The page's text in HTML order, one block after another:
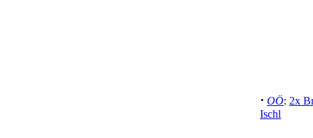
· OÖ: 2x
Ischl